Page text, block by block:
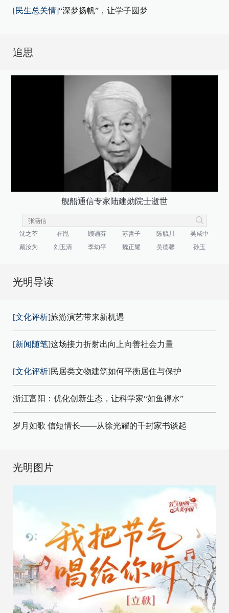
[民生总关情]“深梦扬帆”，让学子圆梦
追思
舰船通信专家陆建勋院士逝世
沈之荃 崔崑 顾诵芬 苏哲子 陈毓川
吴咸中
戴汝为
刘玉清 李幼平 魏正耀 吴德馨 孙玉
光明导读
[文化评析]旅游演艺带来新机遇
[新闻随笔]这场接力折射出向上向善社会力量
[文化评析]民居类文物建筑如何平衡居住与保护
浙江富阳：优化创新生态，让科学家“如鱼得水”
岁月如歌 信短情长——从徐光耀的千封家书谈起
光明图片